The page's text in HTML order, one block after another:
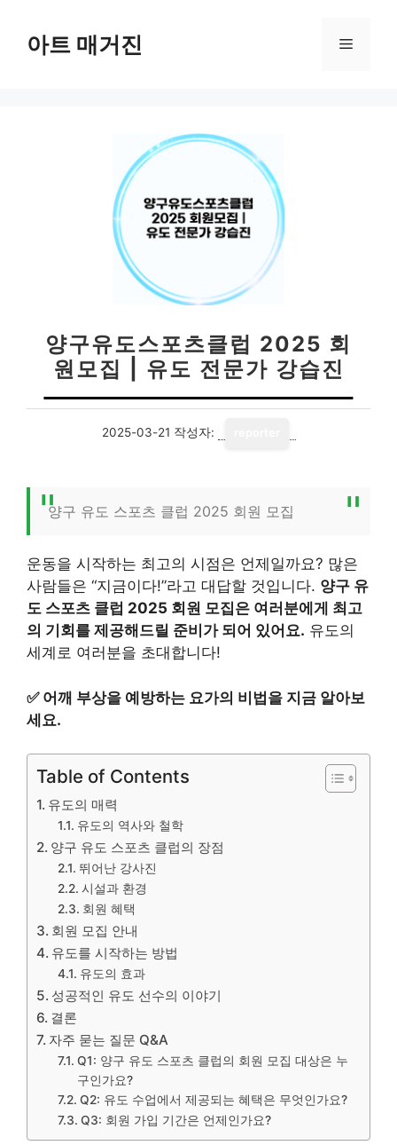
아트 매거진 메
양구유도스포츠클럽 2025 회
원모집 | 유도 전문가 강습진
2025-03-21 작성자:
양구 유도 스포츠 클럽 2025 회원 모집
운동을 시작하는 최고의 시점은 언제일까요? 많은
사람들은 “지금이다!”라고 대답할 것입니다. 양구 유
도 스포츠 클럽 2025 회원 모집은 여러분에게 최고
의 기회를 제공해드릴 준비가 되어 있어요. 유도의
세계로 여러분을 초대합니다!
✅ 어깨 부상을 예방하는 요가의 비법을 지금 알아보
세요.
Table of Contents
유도의 매력
유도의 역사와 철학
양구 유도 스포츠 클럽의 장점
뛰어난 강사진
시설과 환경
회원 혜택
회원 모집 안내
유도를 시작하는 방법
유도의 효과
성공적인 유도 선수의 이야기
결론
자주 묻는 질문 Q&A
Q1: 양구 유도 스포츠 클럽의 회원 모집 대상은 누
구인가요?
Q2: 유도 수업에서 제공되는 혜택은 무엇인가요?
Q3: 회원 가입 기간은 언제인가요?